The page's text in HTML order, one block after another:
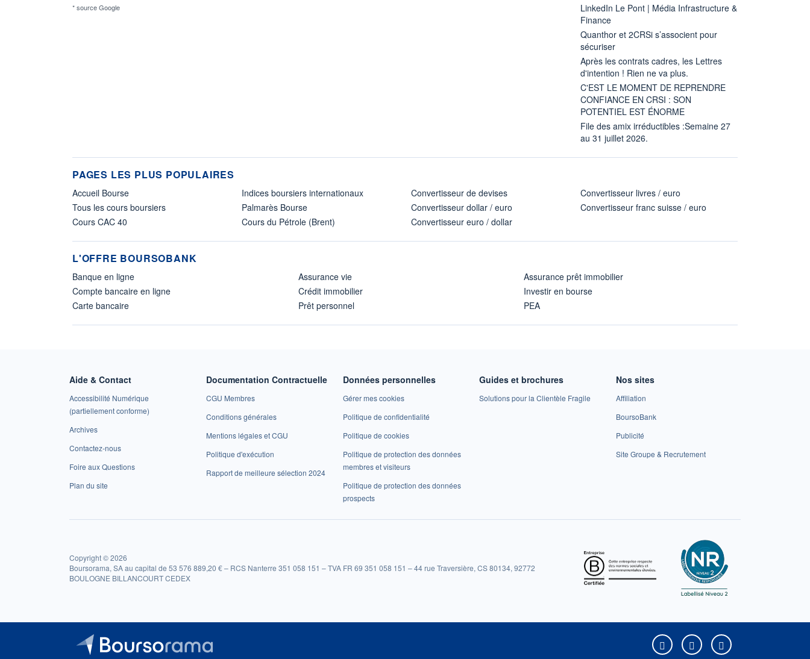
* source Google
LinkedIn Le Pont | Média Infrastructure &
Finance
Quanthor et 2CRSi s’associent pour
sécuriser
Après les contrats cadres, les Lettres
d'intention ! Rien ne va plus.
C'EST LE MOMENT DE REPRENDRE
CONFIANCE EN CRSI : SON
POTENTIEL EST ÉNORME
File des amix irréductibles :Semaine 27
au 31 juillet 2026.
PAGES LES PLUS POPULAIRES
Accueil Bourse
Tous les cours boursiers
Cours CAC 40
Indices boursiers internationaux
Palmarès Bourse
Cours du Pétrole (Brent)
Convertisseur de devises
Convertisseur dollar / euro
Convertisseur euro / dollar
Convertisseur livres / euro
Convertisseur franc suisse / euro
L'OFFRE BOURSOBANK
Banque en ligne
Compte bancaire en ligne
Carte bancaire
Assurance vie
Crédit immobilier
Prêt personnel
Assurance prêt immobilier
Investir en bourse
PEA
Aide & Contact
Accessibilité Numérique
(partiellement conforme)
Archives
Contactez-nous
Foire aux Questions
Plan du site
Documentation Contractuelle
CGU Membres
Conditions générales
Mentions légales et CGU
Politique d'exécution
Rapport de meilleure sélection 2024
Données personnelles
Gérer mes cookies
Politique de confidentialité
Politique de cookies
Politique de protection des données
membres et visiteurs
Politique de protection des données
prospects
Guides et brochures
Solutions pour la Clientèle Fragile
Nos sites
Affiliation
BoursoBank
Publicité
Site Groupe & Recrutement
Copyright © 2026
Boursorama, SA au capital de 53 576 889,20 € – RCS Nanterre 351 058 151 – TVA FR 69 351 058 151 – 44 rue Traversière, CS 80134, 92772
BOULOGNE BILLANCOURT CEDEX
Boursorama sur Facebook
Boursorama sur X
Boursorama sur